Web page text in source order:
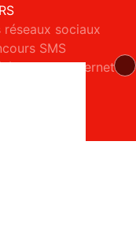
sociaux
SMS
et internet